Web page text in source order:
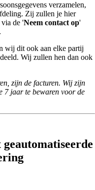
verzamelen,
Zij zullen je hier
via de 'Neem contact op'
wij dit ook aan elke partij
Wij zullen hen dan ook
zijn de facturen. Wij zijn
7 jaar te bewaren voor de